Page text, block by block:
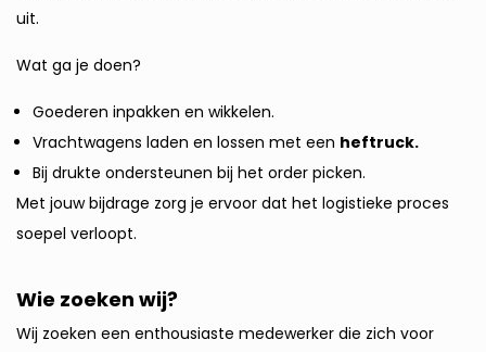
uit.
Wat ga je doen?
Goederen inpakken en wikkelen.
Vrachtwagens laden en lossen met een heftruck.
Bij drukte ondersteunen bij het order picken.
Met jouw bijdrage zorg je ervoor dat het logistieke proces
soepel verloopt.
Wie zoeken wij?
Wij zoeken een enthousiaste medewerker die zich voor